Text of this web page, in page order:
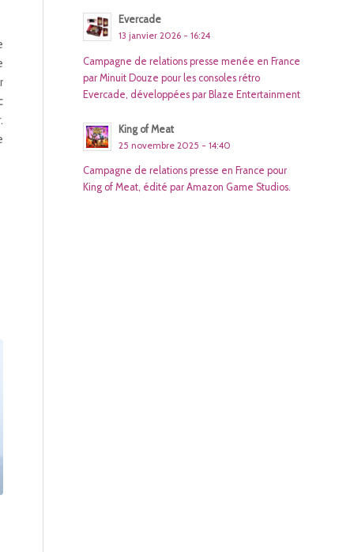
Evercade
13 janvier 2026 - 16:24
Campagne de relations presse menée en France
par Minuit Douze pour les consoles rétro
Evercade, développées par Blaze Entertainment
King of Meat
25 novembre 2025 - 14:40
Campagne de relations presse en France pour
King of Meat, édité par Amazon Game Studios.